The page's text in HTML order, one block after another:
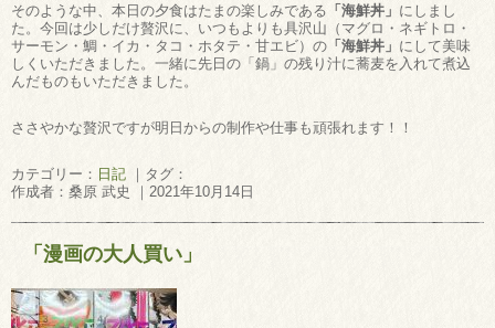
そのような中、本日の夕食はたまの楽しみである 「海鮮丼」 にしまし
た。今回は少しだけ贅沢に、いつもよりも具沢山（マグロ・ネギトロ・
サーモン・鯛・イカ・タコ・ホタテ・甘エビ）の 「海鮮丼」 にして美味
しくいただきました。一緒に先日の「鍋」の残り汁に蕎麦を入れて煮込
んだものもいただきました。
ささやかな贅沢ですが明日からの制作や仕事も頑張れます！！
カテゴリー： 日記 ｜タグ：
作成者：桑原 武史 ｜2021年10月14日
「漫画の大人買い」